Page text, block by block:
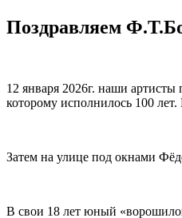
Поздравляем
12 января 2026г. наши
которому исполнилось 100
Затем на улице под окнами
В свои 18 лет юный